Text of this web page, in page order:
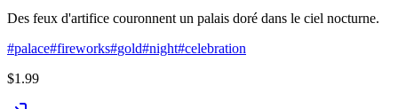
Des feux d'artifice couronnent un palais doré dans le ciel nocturne.
#palace#fireworks#gold#night#celebration
$1.99